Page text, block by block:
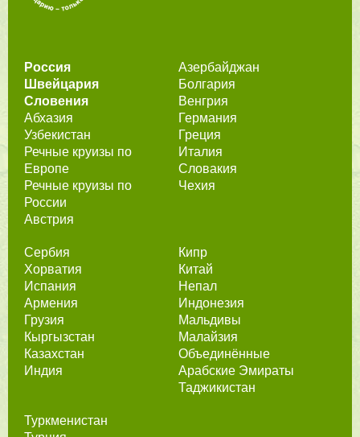
Россия
Швейцария
Словения
Абхазия
Узбекистан
Речные круизы по
Европе
Речные круизы по
России
Австрия
Азербайджан
Болгария
Венгрия
Германия
Греция
Италия
Словакия
Чехия
Сербия
Хорватия
Испания
Армения
Грузия
Кыргызстан
Казахстан
Индия
Кипр
Китай
Непал
Индонезия
Мальдивы
Малайзия
Объединённые
Арабские Эмираты
Таджикистан
Туркменистан